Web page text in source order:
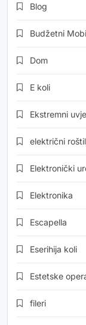
Blog
Budžetni
Dom
E koli
Ekstremni
električni
Elektronički
Elektronika
Escapella
Eserihija koli
Estetske
fileri